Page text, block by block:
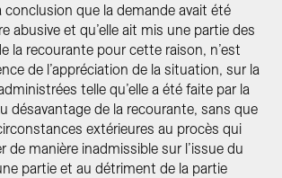
conclusion que la demande avait été
abusive et qu’elle ait mis une partie des
la recourante pour cette raison, n’est
de l’appréciation de la situation, sur la
telle qu’elle a été faite par la
désavantage de la recourante, sans que
extérieures au procès qui
de manière inadmissible sur l’issue du
partie et au détriment de la partie